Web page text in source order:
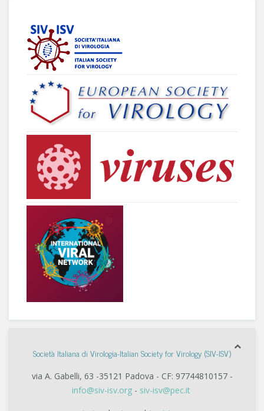
Società Italiana di Virologia-Italian Society for Virology (SIV-ISV)
via A. Gabelli, 63 -35121 Padova - CF: 97744810157 -
info@siv-isv.org- siv-isv@pec.it